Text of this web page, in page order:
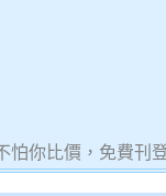
你比價，免費刊